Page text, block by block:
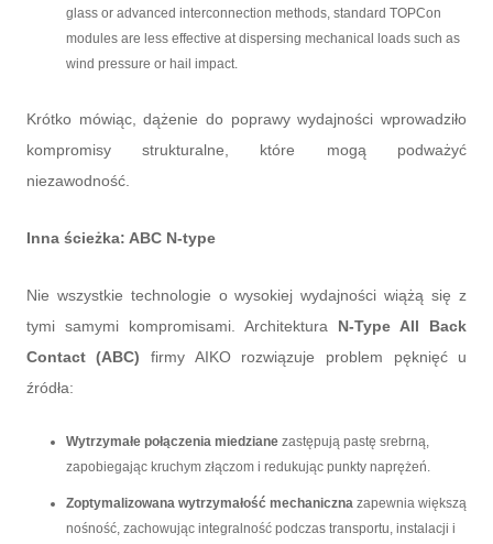
glass or advanced interconnection methods, standard TOPCon
modules are less effective at dispersing mechanical loads such as
wind pressure or hail impact.
Krótko mówiąc, dążenie do poprawy wydajności wprowadziło
kompromisy strukturalne, które mogą podważyć
niezawodność.
Inna ścieżka: ABC N-type
Nie wszystkie technologie o wysokiej wydajności wiążą się z
tymi samymi kompromisami. Architektura N-Type All Back
Contact (ABC) firmy AIKO rozwiązuje problem pęknięć u
źródła:
Wytrzymałe połączenia miedziane zastępują pastę srebrną,
zapobiegając kruchym złączom i redukując punkty naprężeń.
Zoptymalizowana wytrzymałość mechaniczna zapewnia większą
nośność, zachowując integralność podczas transportu, instalacji i